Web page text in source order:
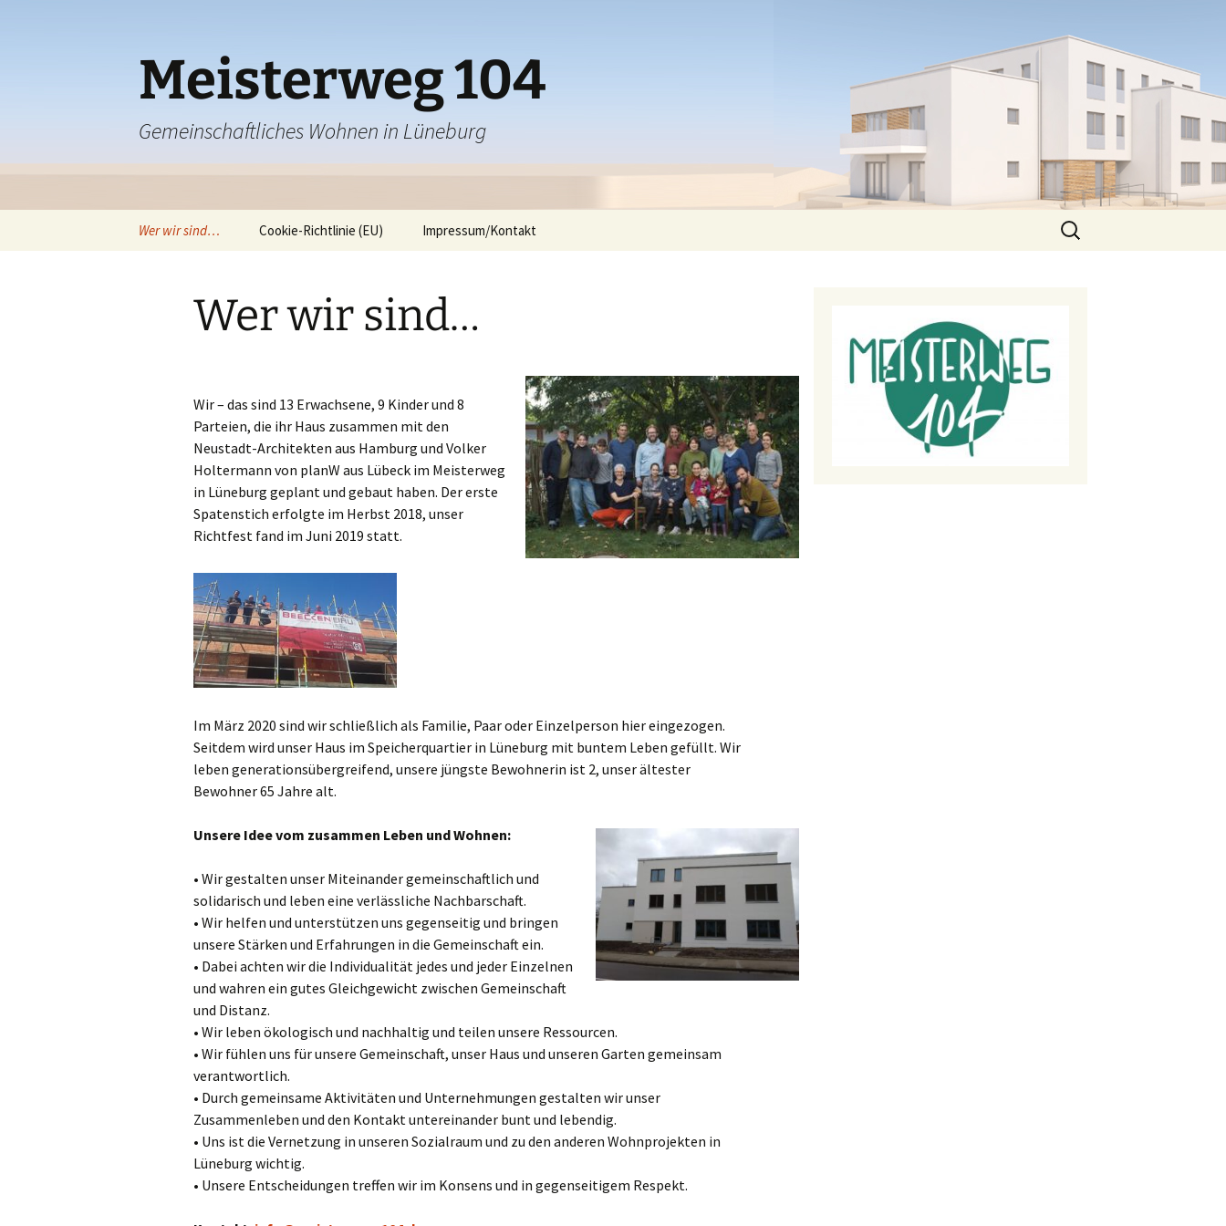
Meisterweg 104
Gemeinschaftliches Wohnen in Lüneburg
Wer wir sind… Cookie-Richtlinie (EU) Impressum/Kontakt
Suchen
nach:
Wer wir sind…
Wir – das sind 13 Erwachsene, 9 Kinder und 8
Parteien, die ihr Haus zusammen mit den
Neustadt-Architekten aus Hamburg und Volker
Holtermann von planW aus Lübeck im Meisterweg
in Lüneburg geplant und gebaut haben. Der erste
Spatenstich erfolgte im Herbst 2018, unser
Richtfest fand im Juni 2019 statt.
Im März 2020 sind wir schließlich als Familie, Paar oder Einzelperson hier eingezogen.
Seitdem wird unser Haus im Speicherquartier in Lüneburg mit buntem Leben gefüllt. Wir
leben generationsübergreifend, unsere jüngste Bewohnerin ist 2, unser ältester
Bewohner 65 Jahre alt.
Unsere Idee vom zusammen Leben und Wohnen:
• Wir gestalten unser Miteinander gemeinschaftlich und
solidarisch und leben eine verlässliche Nachbarschaft.
• Wir helfen und unterstützen uns gegenseitig und bringen
unsere Stärken und Erfahrungen in die Gemeinschaft ein.
• Dabei achten wir die Individualität jedes und jeder Einzelnen
und wahren ein gutes Gleichgewicht zwischen Gemeinschaft
und Distanz.
• Wir leben ökologisch und nachhaltig und teilen unsere Ressourcen.
• Wir fühlen uns für unsere Gemeinschaft, unser Haus und unseren Garten gemeinsam
verantwortlich.
• Durch gemeinsame Aktivitäten und Unternehmungen gestalten wir unser
Zusammenleben und den Kontakt untereinander bunt und lebendig.
• Uns ist die Vernetzung in unseren Sozialraum und zu den anderen Wohnprojekten in
Lüneburg wichtig.
• Unsere Entscheidungen treffen wir im Konsens und in gegenseitigem Respekt.